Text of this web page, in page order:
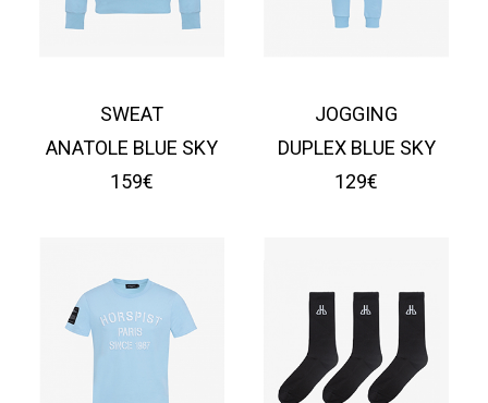
SWEAT
ANATOLE BLUE SKY
159€
JOGGING
DUPLEX BLUE SKY
129€